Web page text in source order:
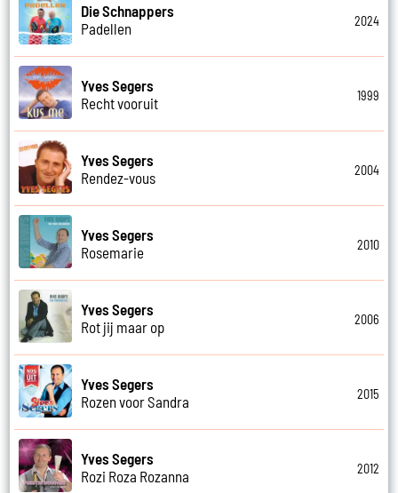
Die Schnappers
Padellen
2024
Yves Segers
Recht vooruit
1999
Yves Segers
Rendez-vous
2004
Yves Segers
Rosemarie
2010
Yves Segers
Rot jij maar op
2006
Yves Segers
Rozen voor Sandra
2015
Yves Segers
Rozi Roza Rozanna
2012